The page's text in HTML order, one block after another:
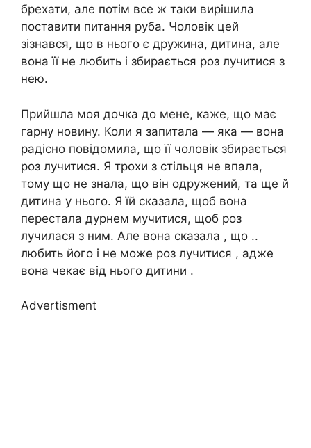
брехати, але потім все ж таки вирішила
поставити питання руба. Чоловік цей
зізнався, що в нього є дружина, дитина, але
вона її не любить і збирається роз лучитися з
нею.
Прийшла моя дочка до мене, каже, що має
гарну новину. Коли я запитала — яка — вона
радісно повідомила, що її чоловік збирається
роз лучитися. Я трохи з стільця не впала,
тому що не знала, що він одружений, та ще й
дитина у нього. Я їй сказала, щоб вона
перестала дурнем мучитися, щоб роз
лучилася з ним. Але вона сказала , що ..
любить його і не може роз лучитися , адже
вона чекає від нього дитини .
Advertisment